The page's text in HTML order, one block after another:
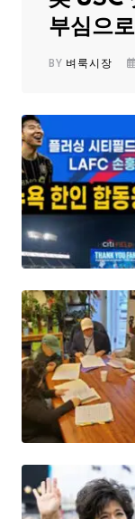
부심으로
BY 벼룩시장